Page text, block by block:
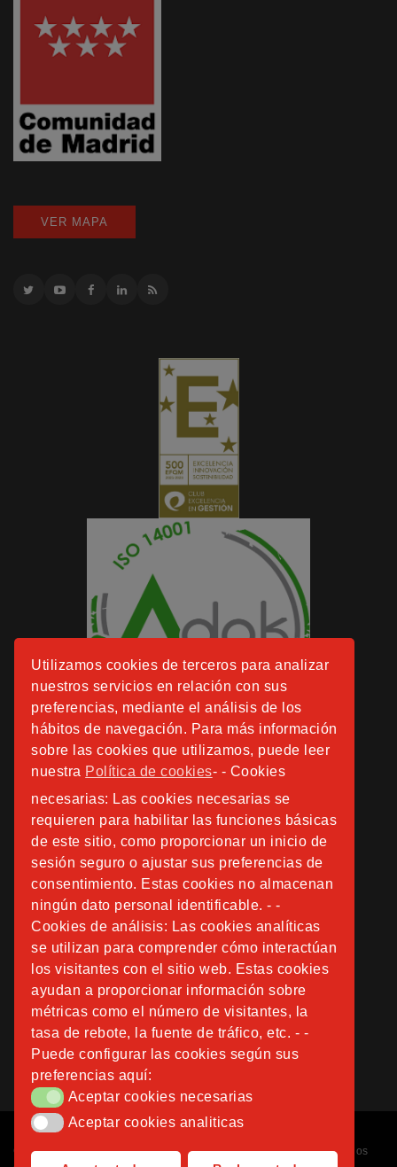
Utilizamos cookies de terceros para analizar
nuestros servicios en relación con sus
preferencias, mediante el análisis de los
hábitos de navegación. Para más información
sobre las cookies que utilizamos, puede leer
nuestra Política de cookies- - Cookies
necesarias: Las cookies necesarias se
requieren para habilitar las funciones básicas
de este sitio, como proporcionar un inicio de
sesión seguro o ajustar sus preferencias de
consentimiento. Estas cookies no almacenan
ningún dato personal identificable. - -
Cookies de análisis: Las cookies analíticas
se utilizan para comprender cómo interactúan
los visitantes con el sitio web. Estas cookies
ayudan a proporcionar información sobre
métricas como el número de visitantes, la
tasa de rebote, la fuente de tráfico, etc. - -
Puede configurar las cookies según sus
preferencias aquí:
Aceptar cookies necesarias
Aceptar cookies necesarias
Aceptar cookies analiticas
Aceptar cookies analiticas
VER MAPA
Copyright © 2026Fundación Instituto San José. Todos los derechos